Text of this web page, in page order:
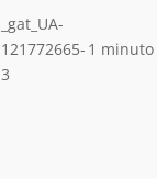
_gat_UA-
121772665-
3
1 minuto